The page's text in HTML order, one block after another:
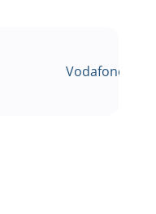
Vodafone-Netz